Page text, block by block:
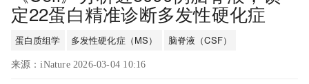
定22蛋白精准诊断多发性硬化症
蛋白质组学 多发性硬化症（MS） 脑脊液（CSF）
来源：iNature 2026-03-04 10:16